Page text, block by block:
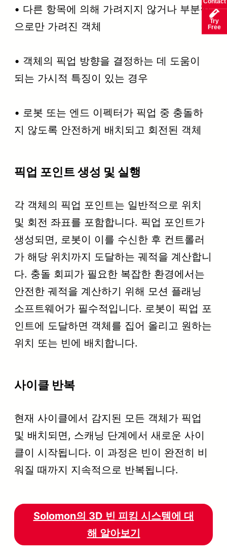
• 다른 항목에 의해 가려지지 않거나 부분적
으로만 가려진 객체
• 객체의 픽업 방향을 결정하는 데 도움이
되는 가시적 특징이 있는 경우
• 로봇 또는 엔드 이펙터가 픽업 중 충돌하
지 않도록 안전하게 배치되고 회전된 객체
픽업 포인트 생성 및 실행
각 객체의 픽업 포인트는 일반적으로 위치
및 회전 좌표를 포함합니다. 픽업 포인트가
생성되면, 로봇이 이를 수신한 후 컨트롤러
가 해당 위치까지 도달하는 궤적을 계산합니
다. 충돌 회피가 필요한 복잡한 환경에서는
안전한 궤적을 계산하기 위해 모션 플래닝
소프트웨어가 필수적입니다. 로봇이 픽업 포
인트에 도달하면 객체를 집어 올리고 원하는
위치 또는 빈에 배치합니다.
사이클 반복
현재 사이클에서 감지된 모든 객체가 픽업
및 배치되면, 스캐닝 단계에서 새로운 사이
클이 시작됩니다. 이 과정은 빈이 완전히 비
워질 때까지 지속적으로 반복됩니다.
Solomon의 3D 빈 피킹 시스템에 대
해 알아보기
Try
Free